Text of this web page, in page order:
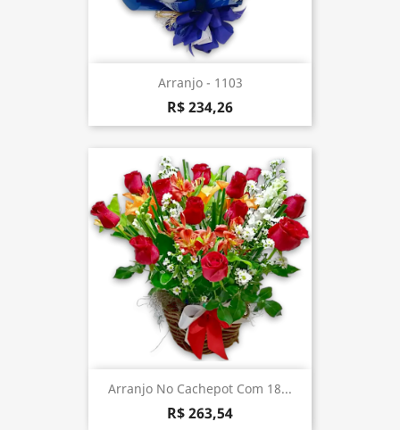
Arranjo - 1103
R$ 234,26
Arranjo No Cachepot Com 18...
R$ 263,54